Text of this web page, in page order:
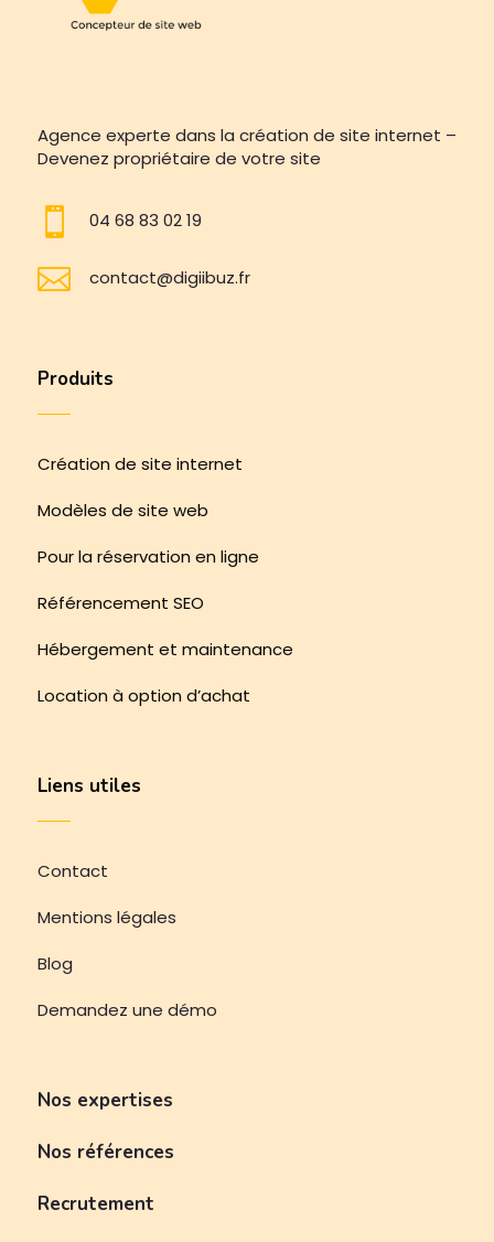
Agence experte dans la création de site internet –
Devenez propriétaire de votre site
 04 68 83 02 19
 contact@digiibuz.fr
Produits
Création de site internet
Modèles de site web
Pour la réservation en ligne
Référencement SEO
Hébergement et maintenance
Location à option d’achat
Liens utiles
Contact
Mentions légales
Blog
Demandez une démo
Nos expertises
Nos références
Recrutement